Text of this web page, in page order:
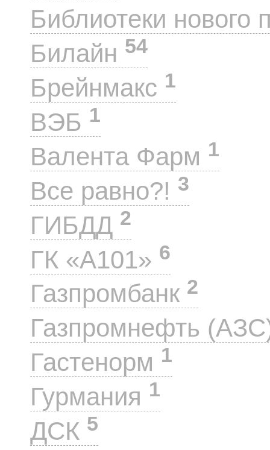
Библиотеки нового
Билайн 54
Брейнмакс 1
ВЭБ 1
Валента Фарм 1
Все равно?! 3
ГИБДД 2
ГК «А101» 6
Газпромбанк 2
Газпромнефть
Гастенорм 1
Гурмания 1
ДСК 5